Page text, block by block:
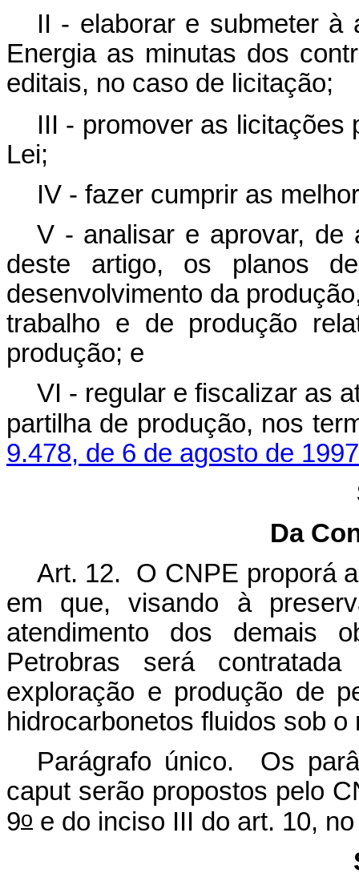
II - elaborar e submeter à
Energia as minutas dos
editais, no caso de licitação;
III - promover as licitações
Lei;
IV - fazer cumprir as
V - analisar e aprovar, de
deste artigo, os planos
desenvolvimento da
trabalho e de produção
produção; e
VI - regular e fiscalizar as
partilha de produção, nos
9.478, de 6 de agosto de
Da
Art. 12. O CNPE proporá
em que, visando à
atendimento dos demais
Petrobras será
exploração e produção de
hidrocarbonetos fluidos sob
Parágrafo único. Os
caput serão propostos pelo
9o e do inciso III do art. 10,